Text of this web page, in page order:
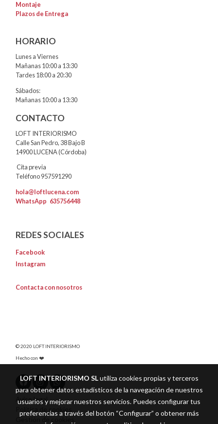
Montaje
Plazos de Entrega
HORARIO
Lunes a Viernes
Mañanas 10:00 a 13:30
Tardes 18:00 a 20:30
Sábados:
Mañanas 10:00 a 13:30
CONTACTO
LOFT INTERIORISMO
Calle San Pedro, 38 Bajo B
14900 LUCENA (Córdoba)
Cita previa
Teléfono 957591290
hola@loftlucena.com
WhatsApp 635756448
REDES SOCIALES
Facebook
Instagram
Contacta con nosotros
© 2020 LOFT INTERIORISMO
Hecho con ❤️
Aviso legal
Política de cookies
Gestión de cookies
LOFT INTERIORISMO SLutiliza cookies propias y terceros
para obtener datos estadísticos de la navegación de nuestros
usuarios y mejorar nuestros servicios. Puedes configurar tus
preferencias a través del botón “Configurar” o obtener más